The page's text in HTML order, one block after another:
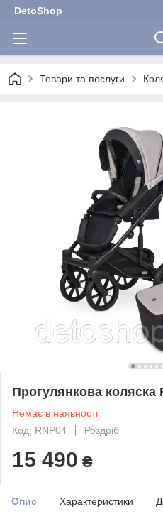
DetoShop
Товари та послуги
Прогулянкова коляска
Немає в наявності
Код: RNP04
Роздріб
15 490 ₴
Опис Характеристики